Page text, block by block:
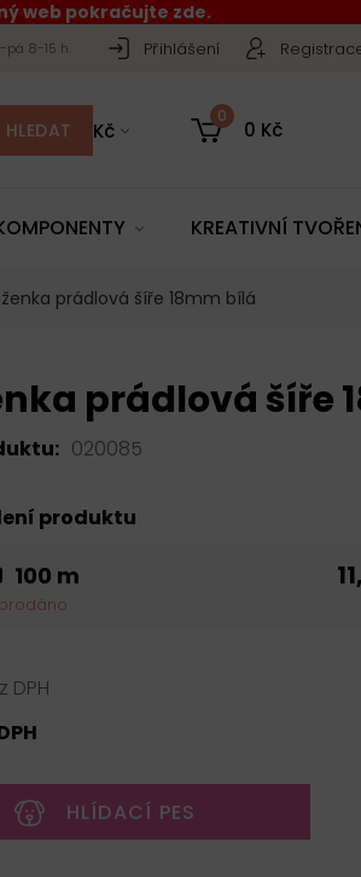
web pokračujte zde.
pá 8-15 h. Přihlášení
HLEDAT Kč
0
0 Kč
KREATIVNÍ
prádlová šíře 18mm bílá
prádlová šíře
020085
produktu
100 m
DPH
HLÍDACÍ PES